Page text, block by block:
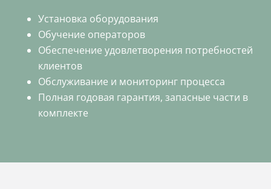
Установка оборудования
Обучение операторов
Обеспечение удовлетворения потребностей
клиентов
Обслуживание и мониторинг процесса
Полная годовая гарантия, запасные части в
комплекте